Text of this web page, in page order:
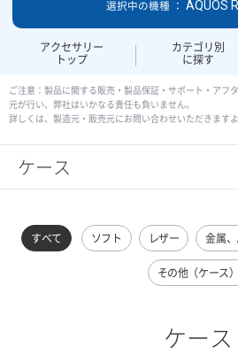
アクセサリー
トップ
カテゴリ別
に探す
選択中の機種 ： AQUOS
ご注意：製品に関する販売・製品保証・サポート・アフ
元が行い、弊社はいかなる責任も負いません。
詳しくは、製造元・販売元にお問い合わせいただきます
ケース
すべて ソフト レザー 金属
その他（ケース）
ケース